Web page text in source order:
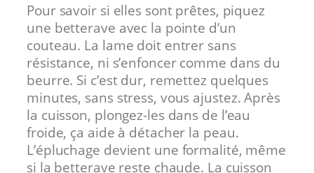
Pour savoir si elles sont prêtes, piquez
une betterave avec la pointe d’un
couteau. La lame doit entrer sans
résistance, ni s’enfoncer comme dans du
beurre. Si c’est dur, remettez quelques
minutes, sans stress, vous ajustez. Après
la cuisson, plongez-les dans de l’eau
froide, ça aide à détacher la peau.
L’épluchage devient une formalité, même
si la betterave reste chaude. La cuisson